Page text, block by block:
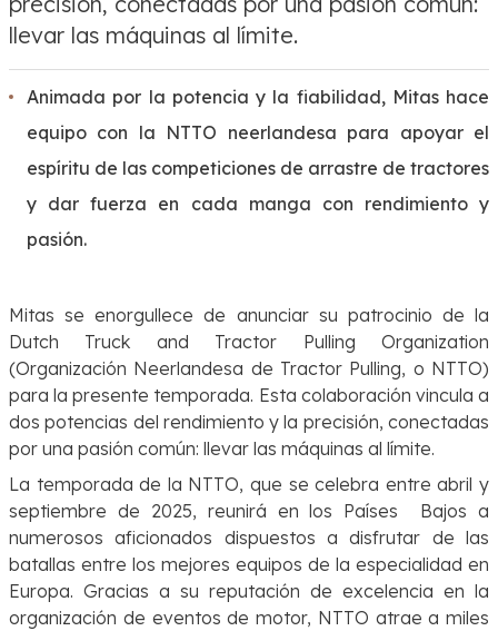
llevar las máquinas al límite.
Animada por la potencia y la fiabilidad, Mitas hace
equipo con la NTTO neerlandesa para apoyar el
espíritu de las competiciones de arrastre de tractores
y dar fuerza en cada manga con rendimiento y
pasión.
Mitas se enorgullece de anunciar su patrocinio de la
Dutch Truck and Tractor Pulling Organization
(Organización Neerlandesa de Tractor Pulling, o NTTO)
para la presente temporada. Esta colaboración vincula a
dos potencias del rendimiento y la precisión, conectadas
por una pasión común: llevar las máquinas al límite.
La temporada de la NTTO, que se celebra entre abril y
septiembre de 2025, reunirá en los Países Bajos a
numerosos aficionados dispuestos a disfrutar de las
batallas entre los mejores equipos de la especialidad en
Europa. Gracias a su reputación de excelencia en la
organización de eventos de motor, NTTO atrae a miles